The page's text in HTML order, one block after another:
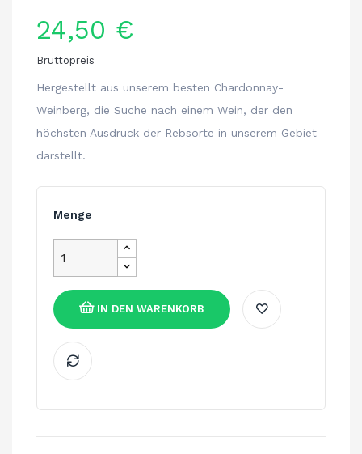
24,50 €
Bruttopreis
Hergestellt aus unserem besten Chardonnay-
Weinberg, die Suche nach einem Wein, der den
höchsten Ausdruck der Rebsorte in unserem Gebiet
darstellt.
Menge
IN DEN WARENKORB